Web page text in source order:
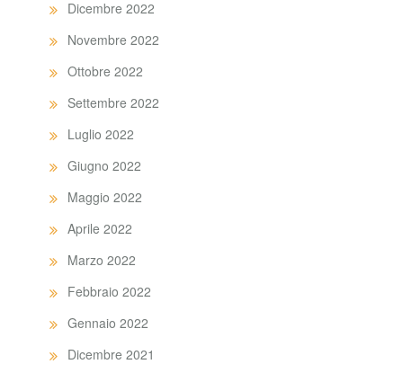
Dicembre 2022
Novembre 2022
Ottobre 2022
Settembre 2022
Luglio 2022
Giugno 2022
Maggio 2022
Aprile 2022
Marzo 2022
Febbraio 2022
Gennaio 2022
Dicembre 2021